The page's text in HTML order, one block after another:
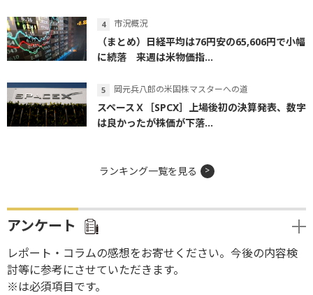
市況概況
（まとめ）日経平均は76円安の65,606円で小幅
に続落 来週は米物価指...
岡元兵八郎の米国株マスターへの道
スペースＸ［SPCX］上場後初の決算発表、数字
は良かったが株価が下落...
ランキング一覧を見る
アンケート
レポート・コラムの感想をお寄せください。今後の内容検
討等に参考にさせていただきます。
※は必須項目です。